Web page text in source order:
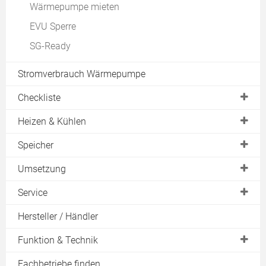
Wärmepumpe mieten
EVU Sperre
SG-Ready
Stromverbrauch Wärmepumpe
Checkliste
Machbarkeit
Ertrag
Inhalt des Angebots
Download
Heizen & Kühlen
Betriebsarten
Heizkörper für Wärmepumpe
Wärmepumpe ohne Fußbodenheizung
mit Solarthermie
Speicher
Warmwasserspeicher
Kombispeicher
Umsetzung
Wärmepumpe im Neubau
Wärmepumpe im Mehrfamilienhaus
Service
Preisvergleich Strom
Erfahrungen
Hersteller / Händler
Funktion & Technik
Bestandteile